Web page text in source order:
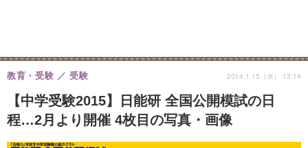
【中学受験2015】日能研 全国公開模試の日
程…2月より開催 4枚目の写真・画像
教育・受験 受験 2014.1.15（水） 13:14